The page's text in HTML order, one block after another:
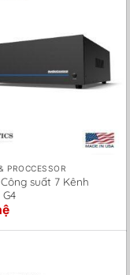
PROCCESSOR
suất 7 Kênh
G4